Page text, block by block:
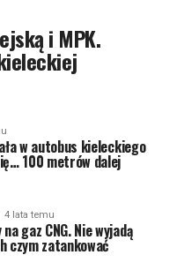
i MPK.
w autobus kieleckiego
100 metrów dalej
4 lata temu
gaz CNG. Nie wyjadą
czym zatankować